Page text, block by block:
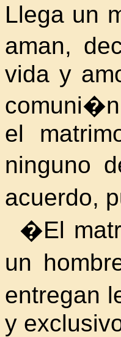
Llega un
aman,
vida y
el
ninguno
acuerdo,
�El
un
entregan
y